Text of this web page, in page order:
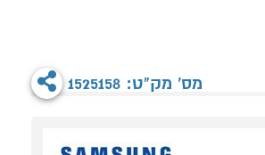
מס' מק"ט: 1525158